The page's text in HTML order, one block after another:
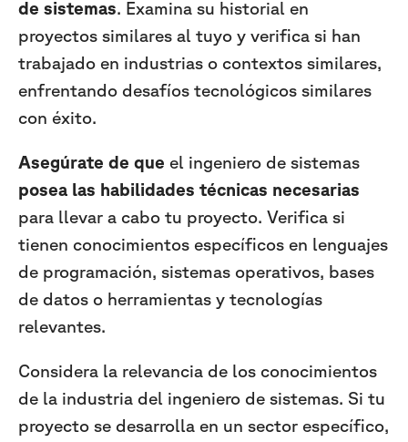
de sistemas. Examina su historial en
proyectos similares al tuyo y verifica si han
trabajado en industrias o contextos similares,
enfrentando desafíos tecnológicos similares
con éxito.
Asegúrate de que el ingeniero de sistemas
posea las habilidades técnicas necesarias
para llevar a cabo tu proyecto. Verifica si
tienen conocimientos específicos en lenguajes
de programación, sistemas operativos, bases
de datos o herramientas y tecnologías
relevantes.
Considera la relevancia de los conocimientos
de la industria del ingeniero de sistemas. Si tu
proyecto se desarrolla en un sector específico,